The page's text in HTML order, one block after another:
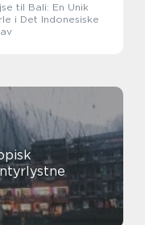
til Bali: En Unik
i Det Indonesiske